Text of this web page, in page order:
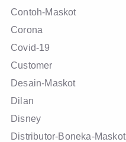
Contoh-Maskot
Corona
Covid-19
Customer
Desain-Maskot
Dilan
Disney
Distributor-Boneka-Maskot